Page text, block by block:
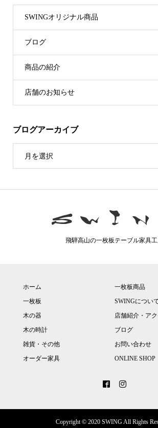
SWINGオリジナル商品
ブログ
商品の紹介
店舗のお知らせ
ブログアーカイブ
月を選択
飛騨高山の一枚板テーブル家具
ホーム
一枚板
木の器
木の時計
雑貨・その他
オーダー家具
一枚板商品
SWINGについ
店舗紹介・ア
ブログ
お問い合わせ
ONLINE SHOP
Copyright © 2020 SWING All Rights